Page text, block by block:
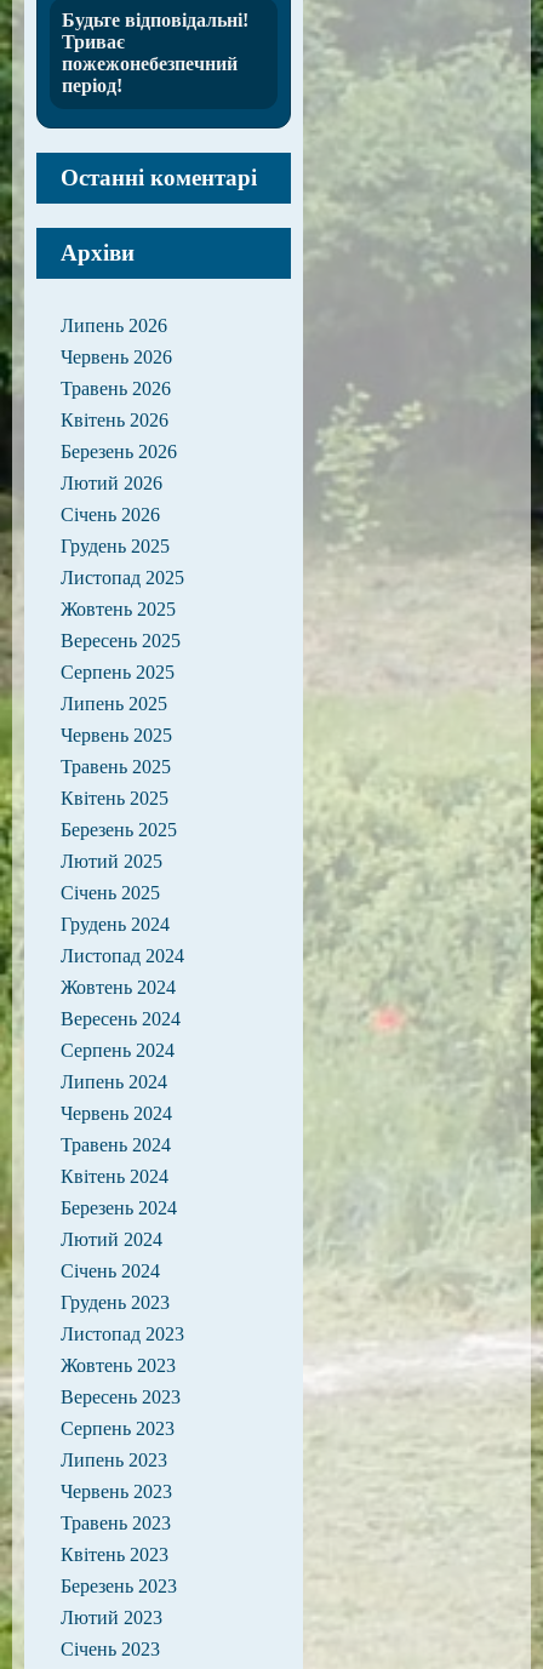
Будьте відповідальні!
Триває
пожежонебезпечний
період!
Останні коментарі
Архіви
Липень 2026
Червень 2026
Травень 2026
Квітень 2026
Березень 2026
Лютий 2026
Січень 2026
Грудень 2025
Листопад 2025
Жовтень 2025
Вересень 2025
Серпень 2025
Липень 2025
Червень 2025
Травень 2025
Квітень 2025
Березень 2025
Лютий 2025
Січень 2025
Грудень 2024
Листопад 2024
Жовтень 2024
Вересень 2024
Серпень 2024
Липень 2024
Червень 2024
Травень 2024
Квітень 2024
Березень 2024
Лютий 2024
Січень 2024
Грудень 2023
Листопад 2023
Жовтень 2023
Вересень 2023
Серпень 2023
Липень 2023
Червень 2023
Травень 2023
Квітень 2023
Березень 2023
Лютий 2023
Січень 2023